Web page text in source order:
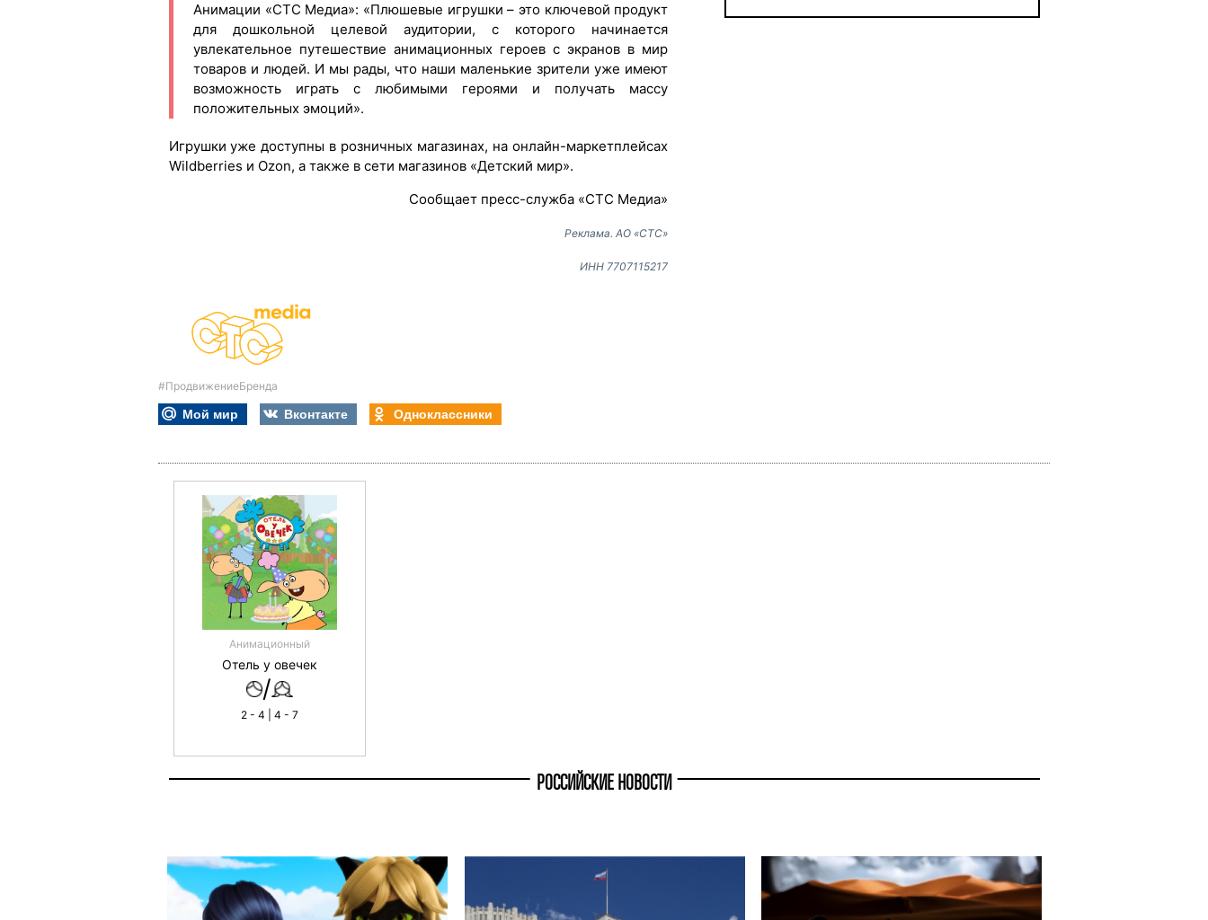
Анимации «СТС Медиа»: «Плюшевые игрушки – это ключевой продукт
для дошкольной целевой аудитории, с которого начинается
увлекательное путешествие анимационных героев с экранов в мир
товаров и людей. И мы рады, что наши маленькие зрители уже имеют
возможность играть с любимыми героями и получать массу
положительных эмоций».
Игрушки уже доступны в розничных магазинах, на онлайн-маркетплейсах
Wildberries и Ozon, а также в сети магазинов «Детский мир».
Сообщает пресс-служба «СТС Медиа»
Реклама. АО «СТС»
ИНН 7707115217
#ПродвижениеБренда
Мой мир Вконтакте Одноклассники
Анимационный
Отель у овечек
/
2 - 4 | 4 - 7
РОССИЙСКИЕ НОВОСТИ